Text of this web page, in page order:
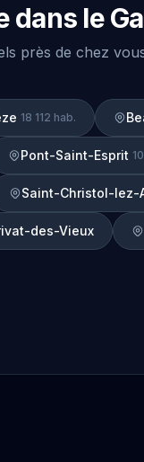
dans le
près de chez
18 112 hab.
Pont-Saint-Esprit
Saint-Christol-lez-
des-Vieux